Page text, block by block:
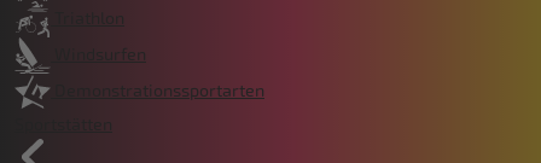
Triathlon
Windsurfen
Demonstrationssportarten
Sportstätten